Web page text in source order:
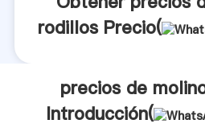
rodillos Precio(
precios de
Introducción(